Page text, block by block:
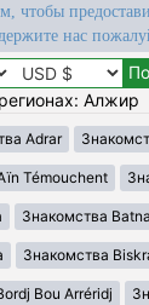
чтобы
нас
Алжир
Adrar
Témouchent
Знакомства Batna
Знакомства
Bou Arréridj